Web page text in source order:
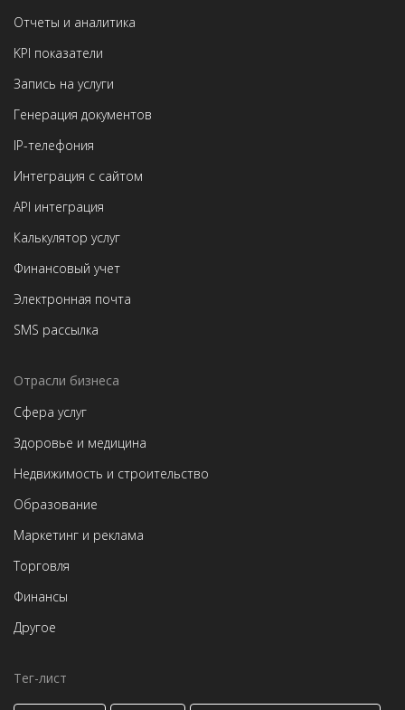
Отчеты и аналитика
KPI показатели
Запись на услуги
Генерация документов
IP-телефония
Интеграция с сайтом
API интеграция
Калькулятор услуг
Финансовый учет
Электронная почта
SMS рассылка
Отрасли бизнеса
Сфера услуг
Здоровье и медицина
Недвижимость и строительство
Образование
Маркетинг и реклама
Торговля
Финансы
Другое
Тег-лист